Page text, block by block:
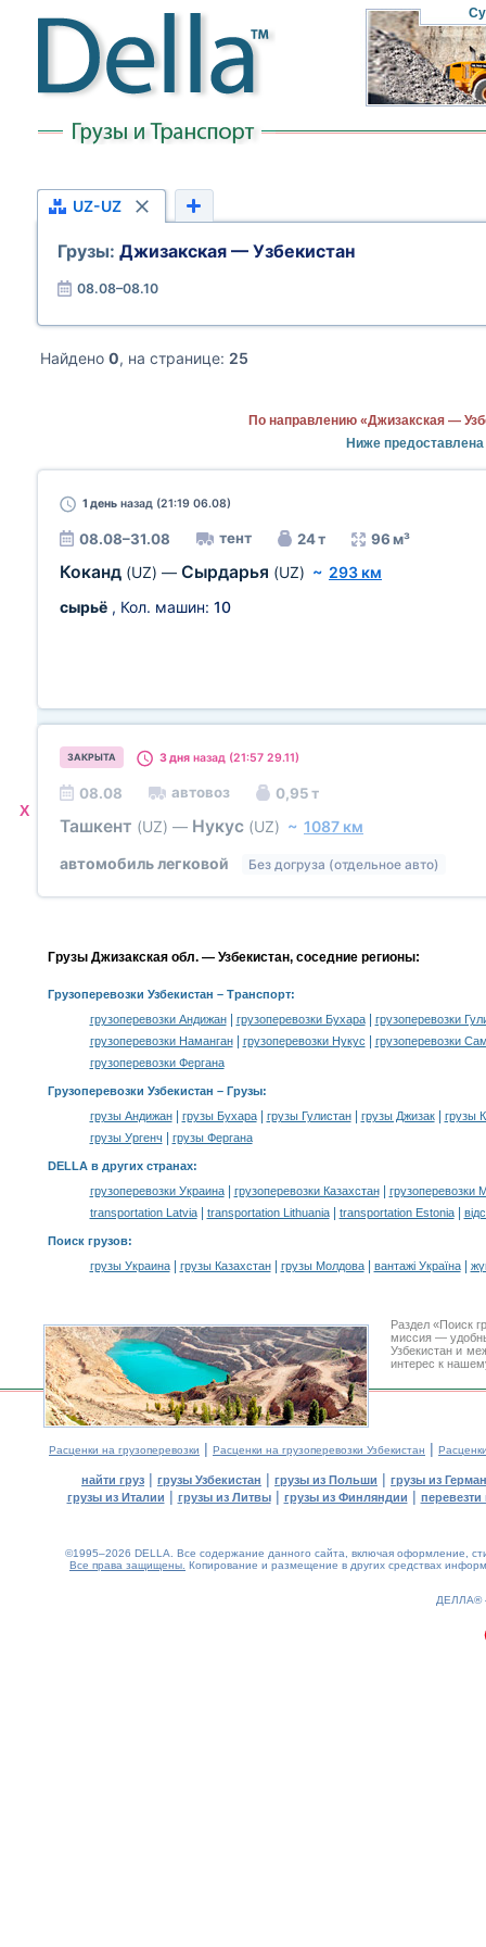
UZ-UZ
Грузы: Джизакская — Узбекистан
08.08–08.10
Найдено 0, на странице: 25
По направлению «Джизакская —
Ниже
1 день назад (21:19 06.08)
08.08–31.08 тент 24 т 96 м³
Коканд (UZ) — Сырдарья (UZ) ~ 293 км
сырьё , Кол. машин: 10
X
ЗАКРЫТА 3 дня назад (21:57 29.11)
08.08 автовоз 0,95 т
Ташкент (UZ) — Нукус (UZ) ~ 1087 км
автомобиль легковой
Без догруза (отдельное авто)
Грузы Джизакская обл. — Узбекистан, соседние регионы:
Грузоперевозки Узбекистан – Транспорт:
грузоперевозки Андижан| грузоперевозки Бухара|
грузоперевозки
грузоперевозки Наманган| грузоперевозки Нукус
грузоперевозки
грузоперевозки Фергана
Грузоперевозки Узбекистан – Грузы:
грузы Андижан| грузы Бухара| грузы Гулистан| грузы Джизак|
грузы
грузы Ургенч
грузы Фергана
DELLA в других странах:
грузоперевозки Украина| грузоперевозки Казахстан|
грузоперевозки
transportation Latvia| transportation Lithuania| transportation Estonia|
Поиск грузов:
грузы Украина| грузы Казахстан| грузы Молдова| вантажі Україна|
Раздел «Поиск
миссия —
Узбекистан и
интерес к
Расценки на грузоперевозки | Расценки на грузоперевозки Узбекистан |
найти груз | грузы Узбекистан | грузы из Польши | грузы из
грузы из Италии | грузы из Литвы| грузы из Финляндии | перевезти
©1995–2026 DELLA. Все содержание данного сайта, включая оформление,
Все права защищены. Копирование и размещение в других средствах